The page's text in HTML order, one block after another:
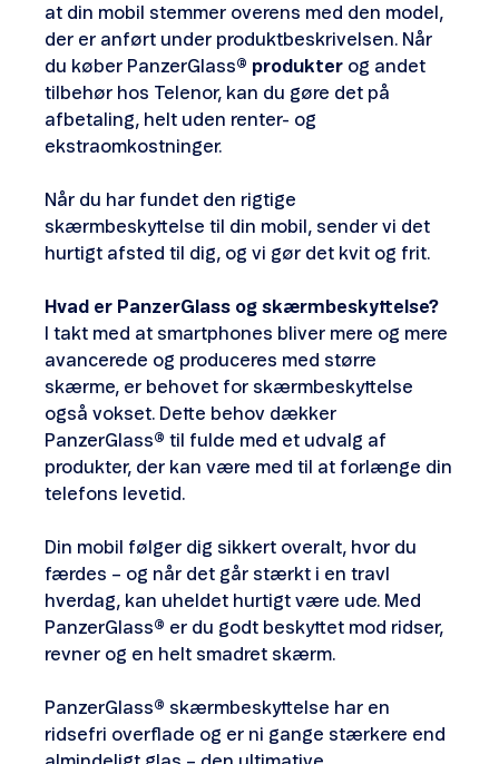
at din mobil stemmer overens med den model,
der er anført under produktbeskrivelsen. Når
du køber PanzerGlass® produkter og andet
tilbehør hos Telenor, kan du gøre det på
afbetaling, helt uden renter- og
ekstraomkostninger.
Når du har fundet den rigtige
skærmbeskyttelse til din mobil, sender vi det
hurtigt afsted til dig, og vi gør det kvit og frit.
Hvad er PanzerGlass og skærmbeskyttelse?
I takt med at smartphones bliver mere og mere
avancerede og produceres med større
skærme, er behovet for skærmbeskyttelse
også vokset. Dette behov dækker
PanzerGlass® til fulde med et udvalg af
produkter, der kan være med til at forlænge din
telefons levetid.
Din mobil følger dig sikkert overalt, hvor du
færdes – og når det går stærkt i en travl
hverdag, kan uheldet hurtigt være ude. Med
PanzerGlass® er du godt beskyttet mod ridser,
revner og en helt smadret skærm.
PanzerGlass® skærmbeskyttelse har en
ridsefri overflade og er ni gange stærkere end